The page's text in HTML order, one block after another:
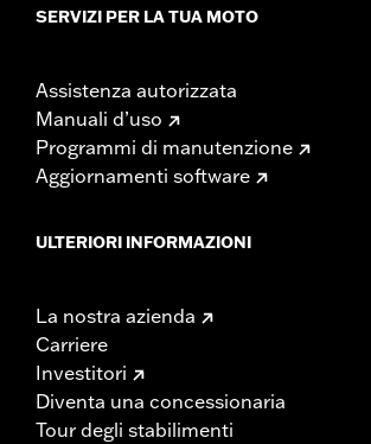
SERVIZI PER LA TUA MOTO
Assistenza autorizzata
Manuali d’uso
Programmi di manutenzione
Aggiornamenti software
ULTERIORI INFORMAZIONI
La nostra azienda
Carriere
Investitori
Diventa una concessionaria
Tour degli stabilimenti